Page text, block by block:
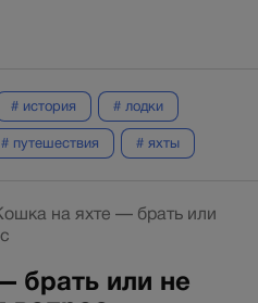
# история # лодки
# путешествия # яхты
на яхте — брать или
брать или не